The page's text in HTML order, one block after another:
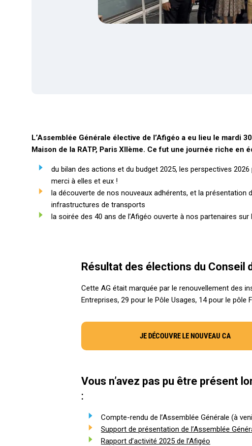
L’Assemblée Générale élective de l’Afigéo a eu lieu le mardi
Maison de la RATP, Paris XIIème. Ce fut une journée riche en
du bilan des actions et du budget 2025, les perspectives
merci à elles et eux !
la découverte de nos nouveaux adhérents, et la présentation
infrastructures de transports
la soirée des 40 ans de l’Afigéo ouverte à nos partenaires sur
Résultat des élections du Conseil
Cette AG était marquée par le renouvellement des
Entreprises, 29 pour le Pôle Usages, 14 pour le pôle
JE DÉCOUVRE LE NOUVEAU CA
Vous n’avez pas pu être présent
:
Compte-rendu de l’Assemblée Générale (à
Support de présentation de l’Assemblée
Rapport d’activité 2025 de l’Afigéo